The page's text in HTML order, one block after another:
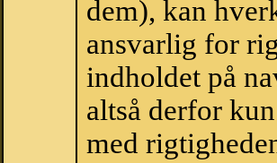
dem), kan
ansvarlig for
indholdet på
altså derfor
med